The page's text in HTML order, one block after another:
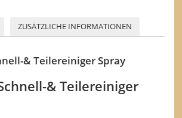
ZUSÄTZLICHE INFORMATIONEN
& Teilereiniger Spray
& Teilereiniger